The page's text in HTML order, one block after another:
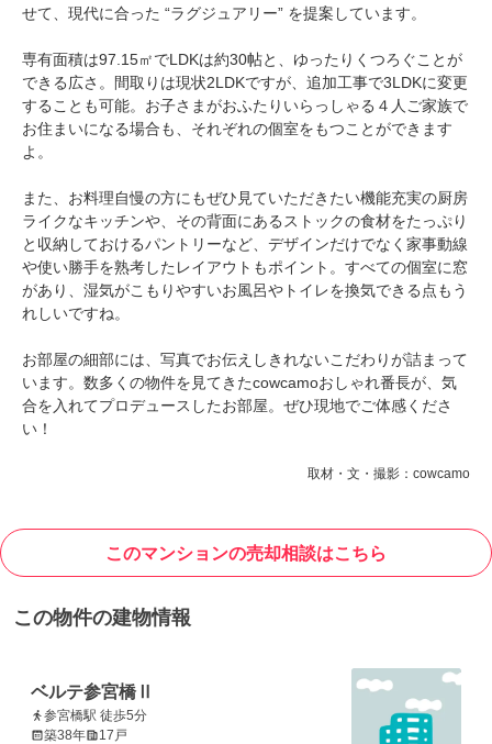
せて、現代に合った “ラグジュアリー” を提案しています。
専有面積は97.15㎡でLDKは約30帖と、ゆったりくつろぐことが
できる広さ。間取りは現状2LDKですが、追加工事で3LDKに変更
することも可能。お子さまがおふたりいらっしゃる４人ご家族で
お住まいになる場合も、それぞれの個室をもつことができます
よ。
また、お料理自慢の方にもぜひ見ていただきたい機能充実の厨房
ライクなキッチンや、その背面にあるストックの食材をたっぷり
と収納しておけるパントリーなど、デザインだけでなく家事動線
や使い勝手を熟考したレイアウトもポイント。すべての個室に窓
があり、湿気がこもりやすいお風呂やトイレを換気できる点もう
れしいですね。
お部屋の細部には、写真でお伝えしきれないこだわりが詰まって
います。数多くの物件を見てきたcowcamoおしゃれ番長が、気
合を入れてプロデュースしたお部屋。ぜひ現地でご体感くださ
い！
取材・文・撮影：cowcamo
このマンションの売却相談はこちら
この物件の建物情報
ベルテ参宮橋Ⅱ
参宮橋駅 徒歩5分
築38年
17戸